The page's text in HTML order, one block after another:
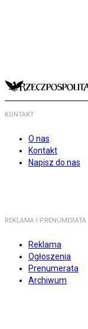
KONTAKT
O nas
Kontakt
Napisz do nas
REKLAMA I PRENUMERATA
Reklama
Ogłoszenia
Prenumerata
Archiwum